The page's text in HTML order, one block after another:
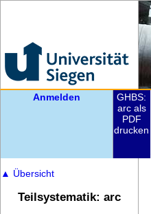
Anmelden
GHBS:
arc als
PDF
drucken
▲ Übersicht
Teilsystematik: arc